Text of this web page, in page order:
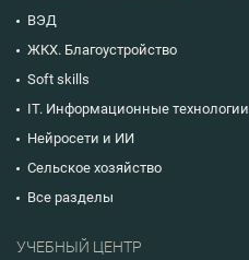
ВЭД
ЖКХ. Благоустройство
Soft skills
IT. Информационные технологии
Нейросети и ИИ
Сельское хозяйство
Все разделы
УЧЕБНЫЙ ЦЕНТР